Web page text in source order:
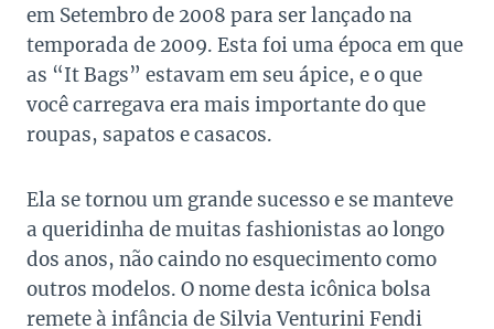
em Setembro de 2008 para ser lançado na
temporada de 2009. Esta foi uma época em que
as “It Bags” estavam em seu ápice, e o que
você carregava era mais importante do que
roupas, sapatos e casacos.
Ela se tornou um grande sucesso e se manteve
a queridinha de muitas fashionistas ao longo
dos anos, não caindo no esquecimento como
outros modelos. O nome desta icônica bolsa
remete à infância de Silvia Venturini Fendi